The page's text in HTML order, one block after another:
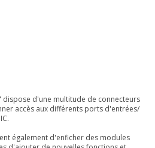
dispose d'une multitude de connecteurs
accès aux différents ports d'entrées/
également d'enficher des modules